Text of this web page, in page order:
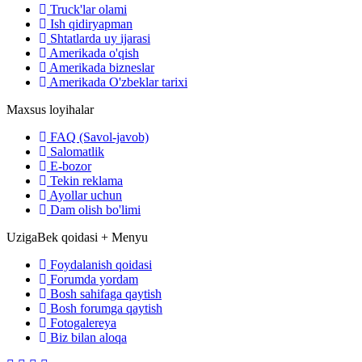
Truck'lar olami
Ish qidiryapman
Shtatlarda uy ijarasi
Amerikada o'qish
Amerikada bizneslar
Amerikada O'zbeklar tarixi
Maxsus loyihalar
FAQ (Savol-javob)
Salomatlik
E-bozor
Tekin reklama
Ayollar uchun
Dam olish bo'limi
UzigaBek qoidasi + Menyu
Foydalanish qoidasi
Forumda yordam
Bosh sahifaga qaytish
Bosh forumga qaytish
Fotogalereya
Biz bilan aloqa